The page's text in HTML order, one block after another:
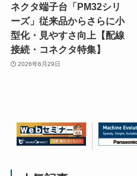
ネクタ端子台「PM32シリ
ーズ」従来品からさらに小
型化・見やすさ向上【配線
接続・コネクタ特集】
2026年6月29日